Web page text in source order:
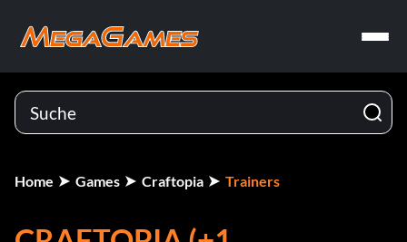
Home Games Craftopia Trainers